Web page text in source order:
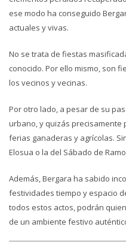
ese modo ha conseguido
actuales y vivas.
No se trata de fiestas
conocido. Por ello mismo, son
los vecinos y vecinas.
Por otro lado, a pesar de su
urbano, y quizás precisamente
ferias ganaderas y agrícolas.
Elosua o la del Sábado de
Además, Bergara ha sabido
festividades tiempo y espacio
todos estos actos, podrán
de un ambiente festivo